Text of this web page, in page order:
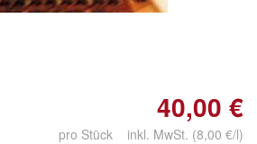
40,00 €
pro Stück inkl. MwSt. (8,00 €/l)